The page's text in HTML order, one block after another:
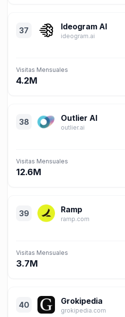
37 Ideogram AI
ideogram.ai
Visitas Mensuales
4.2M
38 Outlier AI
outlier.ai
Visitas Mensuales
12.6M
39 Ramp
ramp.com
Visitas Mensuales
3.7M
40 Grokipedia
grokipedia.com